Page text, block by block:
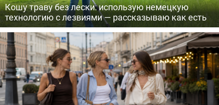
Кошу траву без лески: использую немецкую
технологию с лезвиями — рассказываю как есть